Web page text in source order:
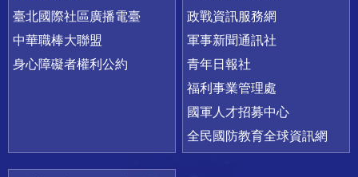
臺北國際社區廣播電臺
中華職棒大聯盟
身心障礙者權利公約
政戰資訊服務網
軍事新聞通訊社
青年日報社
福利事業管理處
國軍人才招募中心
全民國防教育全球資訊網